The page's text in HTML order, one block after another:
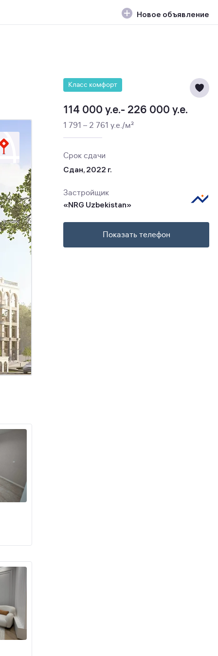
Новое объявление
Класс комфорт
114 000 y.e.- 226 000 y.e.
1 791 – 2 761 y.e./м²
Срок сдачи
Сдан, 2022 г.
Застройщик
«NRG Uzbekistan»
Показать телефон